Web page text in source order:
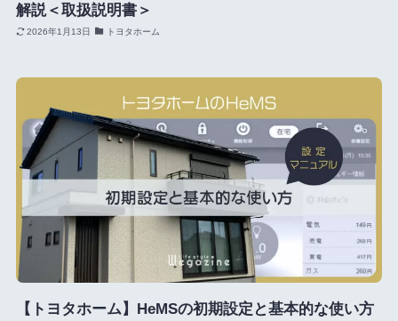
解説＜取扱説明書＞
2026年1月13日 トヨタホーム
【トヨタホーム】HeMSの初期設定と基本的な使い方